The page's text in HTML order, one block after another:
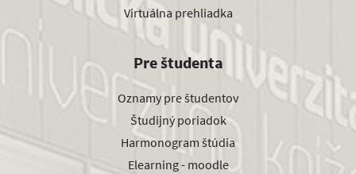
Virtuálna prehliadka
Pre študenta
Oznamy pre študentov
Študijný poriadok
Harmonogram štúdia
Elearning - moodle